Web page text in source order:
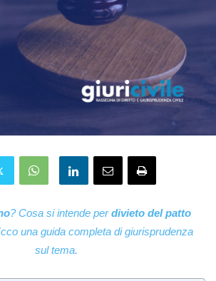
? Cosa si intende perdivieto del patto
una guida completa di giurisprudenza
sul tema.